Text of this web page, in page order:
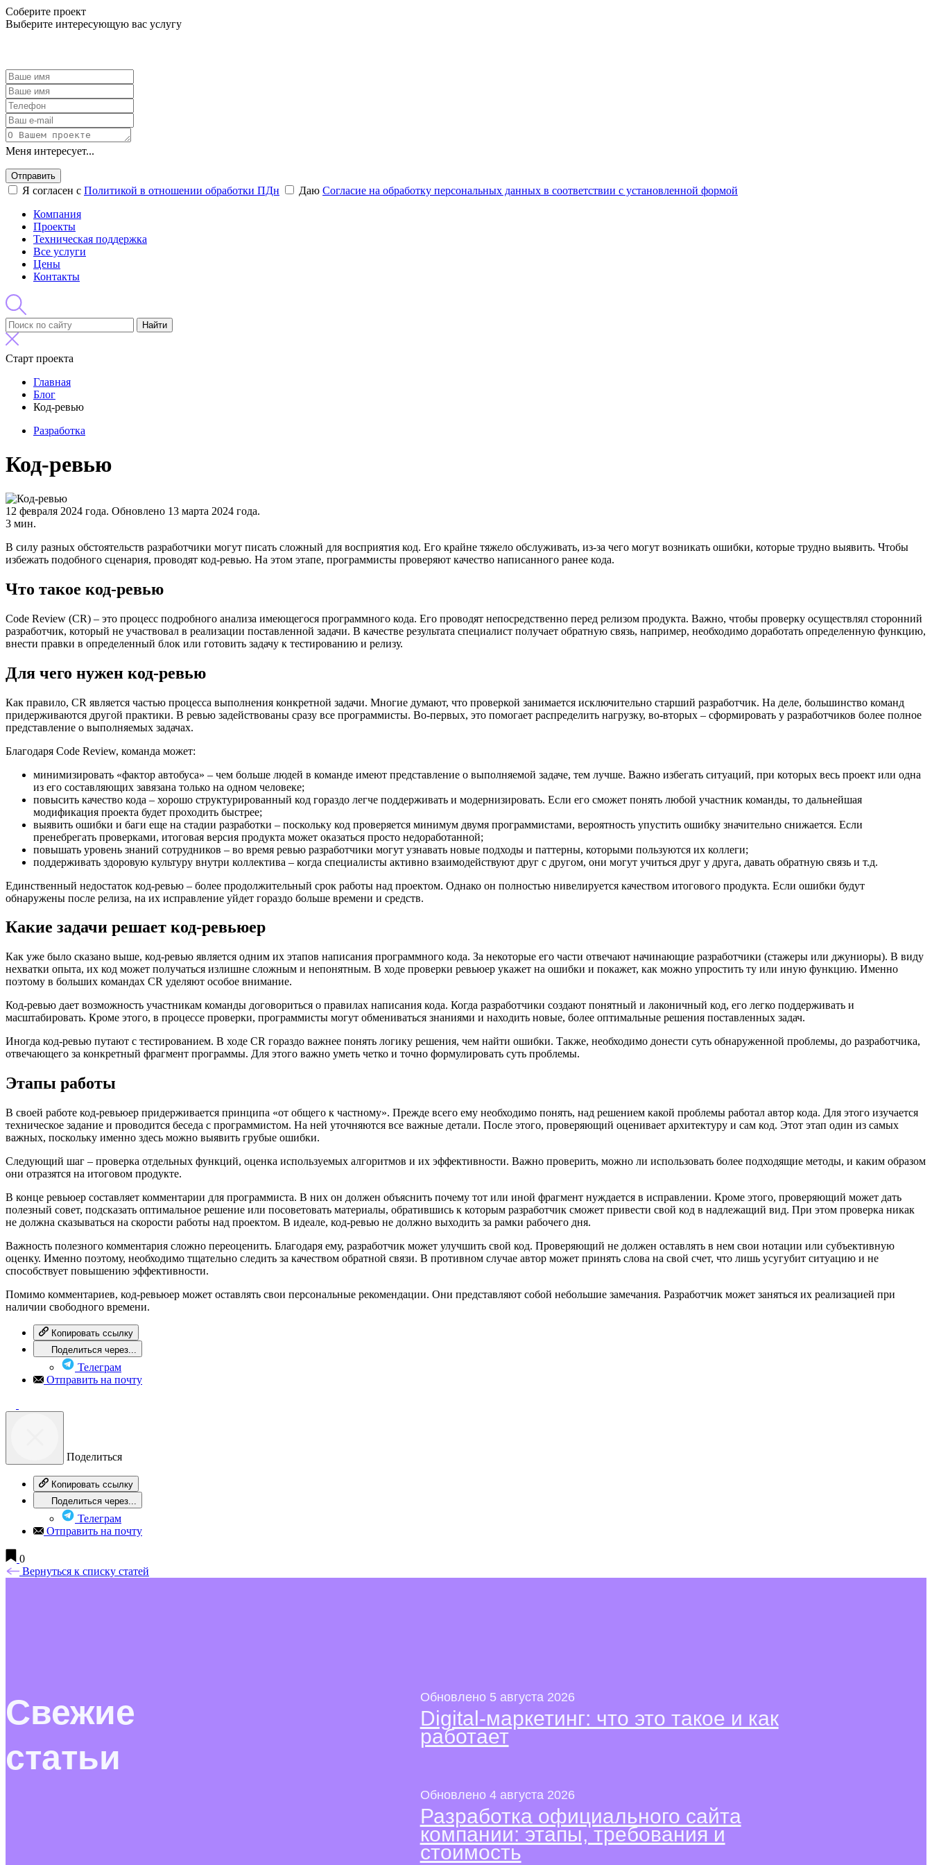
Соберите проект
Выберите интересующую вас услугу
Меня интересует...
Отправить
Я согласен с Политикой в отношении обработки ПДн Даю Согласие на обработку персональных данных в соответствии с установленной формой
Компания
Проекты
Техническая поддержка
Все услуги
Цены
Контакты
Найти
Старт проекта
Главная
Блог
Код-ревью
Разработка
Код-ревью
12 февраля 2024 года. Обновлено 13 марта 2024 года.
3 мин.
В силу разных обстоятельств разработчики могут писать сложный для восприятия код. Его крайне тяжело обслуживать, из-за чего могут возникать ошибки, которые трудно выявить. Чтобы
избежать подобного сценария, проводят код-ревью. На этом этапе, программисты проверяют качество написанного ранее кода.
Что такое код-ревью
Code Review (CR) – это процесс подробного анализа имеющегося программного кода. Его проводят непосредственно перед релизом продукта. Важно, чтобы проверку осуществлял сторонний
разработчик, который не участвовал в реализации поставленной задачи. В качестве результата специалист получает обратную связь, например, необходимо доработать определенную функцию,
внести правки в определенный блок или готовить задачу к тестированию и релизу.
Для чего нужен код-ревью
Как правило, CR является частью процесса выполнения конкретной задачи. Многие думают, что проверкой занимается исключительно старший разработчик. На деле, большинство команд
придерживаются другой практики. В ревью задействованы сразу все программисты. Во-первых, это помогает распределить нагрузку, во-вторых – сформировать у разработчиков более полное
представление о выполняемых задачах.
Благодаря Code Review, команда может:
минимизировать «фактор автобуса» – чем больше людей в команде имеют представление о выполняемой задаче, тем лучше. Важно избегать ситуаций, при которых весь проект или одна
из его составляющих завязана только на одном человеке;
повысить качество кода – хорошо структурированный код гораздо легче поддерживать и модернизировать. Если его сможет понять любой участник команды, то дальнейшая
модификация проекта будет проходить быстрее;
выявить ошибки и баги еще на стадии разработки – поскольку код проверяется минимум двумя программистами, вероятность упустить ошибку значительно снижается. Если
пренебрегать проверками, итоговая версия продукта может оказаться просто недоработанной;
повышать уровень знаний сотрудников – во время ревью разработчики могут узнавать новые подходы и паттерны, которыми пользуются их коллеги;
поддерживать здоровую культуру внутри коллектива – когда специалисты активно взаимодействуют друг с другом, они могут учиться друг у друга, давать обратную связь и т.д.
Единственный недостаток код-ревью – более продолжительный срок работы над проектом. Однако он полностью нивелируется качеством итогового продукта. Если ошибки будут
обнаружены после релиза, на их исправление уйдет гораздо больше времени и средств.
Какие задачи решает код-ревьюер
Как уже было сказано выше, код-ревью является одним их этапов написания программного кода. За некоторые его части отвечают начинающие разработчики (стажеры или джуниоры). В виду
нехватки опыта, их код может получаться излишне сложным и непонятным. В ходе проверки ревьюер укажет на ошибки и покажет, как можно упростить ту или иную функцию. Именно
поэтому в больших командах CR уделяют особое внимание.
Код-ревью дает возможность участникам команды договориться о правилах написания кода. Когда разработчики создают понятный и лаконичный код, его легко поддерживать и
масштабировать. Кроме этого, в процессе проверки, программисты могут обмениваться знаниями и находить новые, более оптимальные решения поставленных задач.
Иногда код-ревью путают с тестированием. В ходе CR гораздо важнее понять логику решения, чем найти ошибки. Также, необходимо донести суть обнаруженной проблемы, до разработчика,
отвечающего за конкретный фрагмент программы. Для этого важно уметь четко и точно формулировать суть проблемы.
Этапы работы
В своей работе код-ревьюер придерживается принципа «от общего к частному». Прежде всего ему необходимо понять, над решением какой проблемы работал автор кода. Для этого изучается
техническое задание и проводится беседа с программистом. На ней уточняются все важные детали. После этого, проверяющий оценивает архитектуру и сам код. Этот этап один из самых
важных, поскольку именно здесь можно выявить грубые ошибки.
Следующий шаг – проверка отдельных функций, оценка используемых алгоритмов и их эффективности. Важно проверить, можно ли использовать более подходящие методы, и каким образом
они отразятся на итоговом продукте.
В конце ревьюер составляет комментарии для программиста. В них он должен объяснить почему тот или иной фрагмент нуждается в исправлении. Кроме этого, проверяющий может дать
полезный совет, подсказать оптимальное решение или посоветовать материалы, обратившись к которым разработчик сможет привести свой код в надлежащий вид. При этом проверка никак
не должна сказываться на скорости работы над проектом. В идеале, код-ревью не должно выходить за рамки рабочего дня.
Важность полезного комментария сложно переоценить. Благодаря ему, разработчик может улучшить свой код. Проверяющий не должен оставлять в нем свои нотации или субъективную
оценку. Именно поэтому, необходимо тщательно следить за качеством обратной связи. В противном случае автор может принять слова на свой счет, что лишь усугубит ситуацию и не
способствует повышению эффективности.
Помимо комментариев, код-ревьюер может оставлять свои персональные рекомендации. Они представляют собой небольшие замечания. Разработчик может заняться их реализацией при
наличии свободного времени.
Копировать ссылку
Поделиться через...
Телеграм
Отправить на почту
Поделиться
Копировать ссылку
Поделиться через...
Телеграм
Отправить на почту
0
Вернуться к списку статей
Свежие
статьи
Обновлено 5 августа 2026
Digital-маркетинг: что это такое и как
работает
Обновлено 4 августа 2026
Разработка официального сайта
компании: этапы, требования и
стоимость